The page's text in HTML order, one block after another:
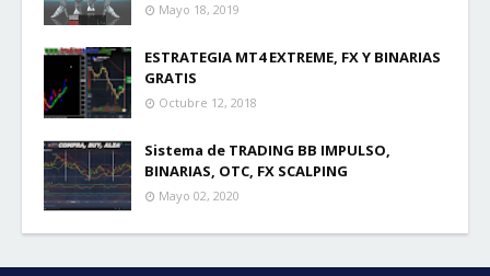
Mayo 18, 2019
ESTRATEGIA MT4 EXTREME, FX Y BINARIAS
GRATIS
Octubre 12, 2018
Sistema de TRADING BB IMPULSO,
BINARIAS, OTC, FX SCALPING
Mayo 02, 2020